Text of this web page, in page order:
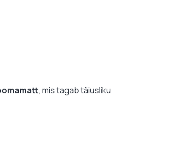
, mis tagab täiusliku